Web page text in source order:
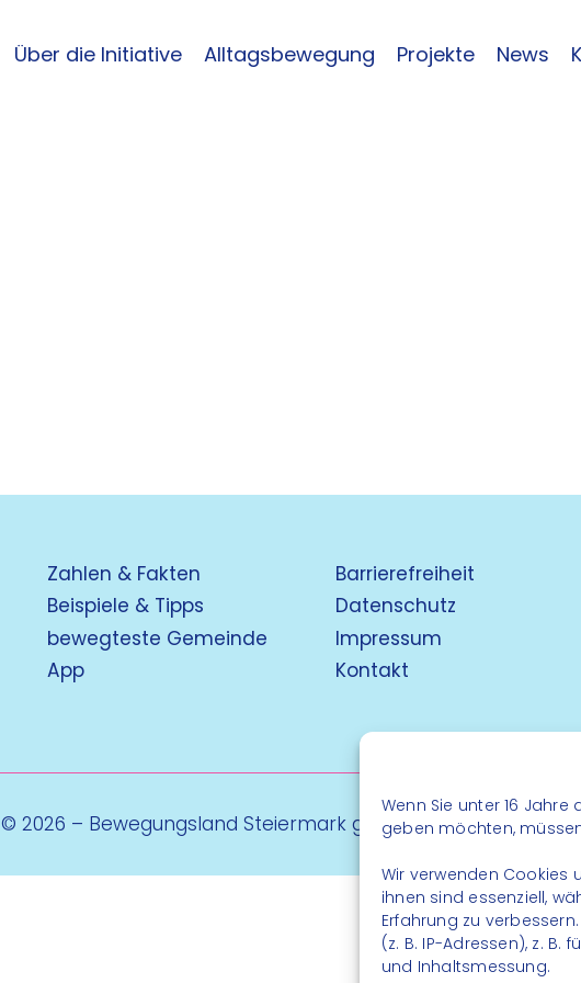
Wenn Sie unter 16
geben möchten,
Wir verwenden Cookies
ihnen sind essenziell,
Erfahrung zu
(z. B. IP-Adressen), z.
und Inhaltsmessung.
Über die Initiative Alltagsbewegung Projekte News
Zahlen & Fakten
Beispiele & Tipps
bewegteste Gemeinde
App
Barrierefreiheit
Datenschutz
Impressum
Kontakt
© 2026 – Bewegungsland Steiermark gGmbH - Alle Rechte